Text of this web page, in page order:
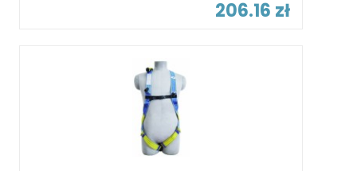
206.16 zł